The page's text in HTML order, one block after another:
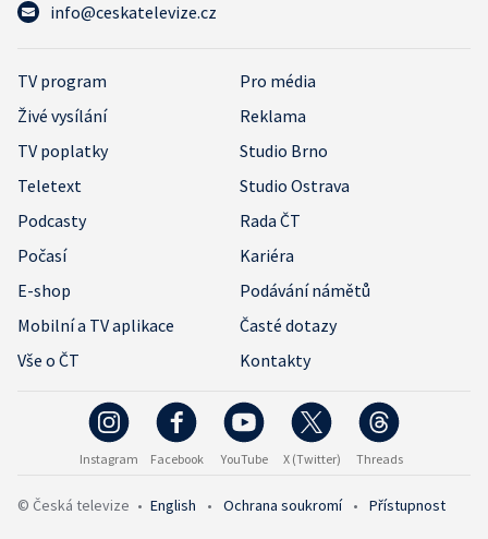
info@ceskatelevize.cz
TV program
Pro média
Živé vysílání
Reklama
TV poplatky
Studio Brno
Teletext
Studio Ostrava
Podcasty
Rada ČT
Počasí
Kariéra
E-shop
Podávání námětů
Mobilní a TV aplikace
Časté dotazy
Vše o ČT
Kontakty
Instagram Facebook YouTube X (Twitter) Threads
© Česká televize • English • Ochrana soukromí • Přístupnost